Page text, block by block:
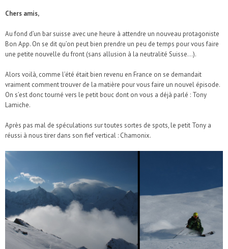
Chers amis,
Au fond d’un bar suisse avec une heure à attendre un nouveau protagoniste
Bon App. On se dit qu’on peut bien prendre un peu de temps pour vous faire
une petite nouvelle du front (sans allusion à la neutralité Suisse…).
Alors voilà, comme l’été était bien revenu en France on se demandait
vraiment comment trouver de la matière pour vous faire un nouvel épisode.
On s’est donc tourné vers le petit bouc dont on vous a déjà parlé : Tony
Lamiche.
Après pas mal de spéculations sur toutes sortes de spots, le petit Tony a
réussi à nous tirer dans son fief vertical : Chamonix.